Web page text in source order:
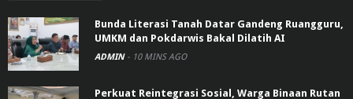
Bunda Literasi Tanah Datar Gandeng Ruangguru,
UMKM dan Pokdarwis Bakal Dilatih AI
ADMIN - 10 MINS AGO
Perkuat Reintegrasi Sosial, Warga Binaan Rutan